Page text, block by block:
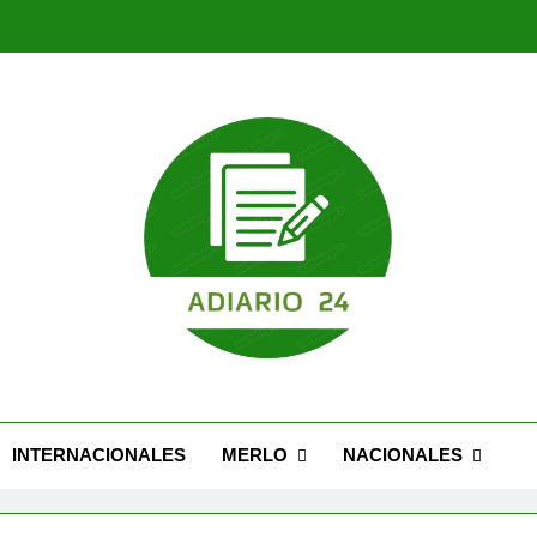
Nuevo Caseros: modernización, seguridad y
INTERNACIONALES MERLO NACIONALES